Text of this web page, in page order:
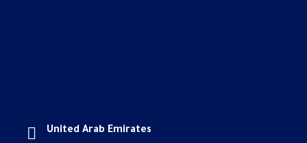
United Arab Emirates